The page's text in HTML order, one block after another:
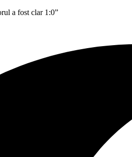
a fost clar 1:0”